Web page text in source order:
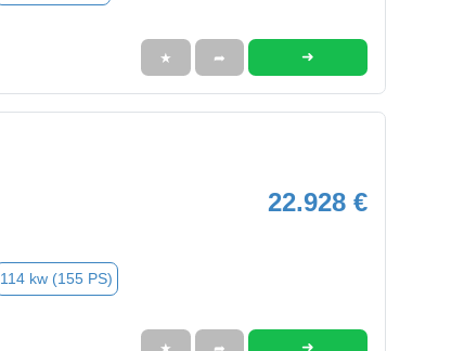
★ ➦ ➜
22.928 €
114 kw (155 PS)
➜